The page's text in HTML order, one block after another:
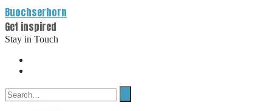
Buochserhorn
Get inspired
Stay in Touch